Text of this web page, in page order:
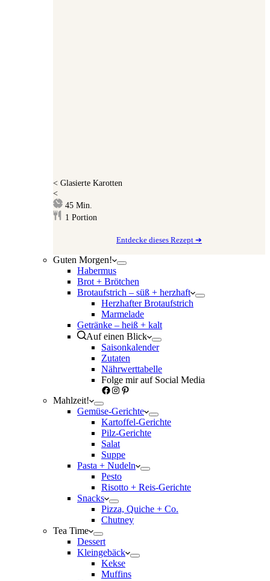
< Glasierte Karotten
<
45 Minuten
Min.
1 Portion
Entdecke dieses Rezept ➔
Guten Morgen!
Habermus
Brot + Brötchen
Brotaufstrich – süß + herzhaft
Herzhafter Brotaufstrich
Marmelade
Getränke – heiß + kalt
Auf einen Blick
Saisonkalender
Zutaten
Nährwerttabelle
Folge mir auf Social Media
Facebook
Instagram
Pinterest
Mahlzeit!
Gemüse-Gerichte
Kartoffel-Gerichte
Pilz-Gerichte
Salat
Suppe
Pasta + Nudeln
Pesto
Risotto + Reis-Gerichte
Snacks
Pizza, Quiche + Co.
Chutney
Tea Time
Dessert
Kleingebäck
Kekse
Muffins